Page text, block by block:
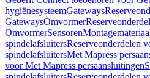
hygiënesysteemGateways
GatewaysOmvormer
OmvormerSensoren
spindelafsluitersReserveonderdelen
spindelafsluitersMet Mapress
voor Met Mapress persaansluitingen